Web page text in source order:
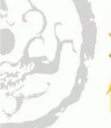
天天免運
居家生活